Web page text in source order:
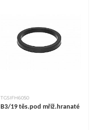
TGSIFH6050
B3/19 těs.pod mříž.hranaté